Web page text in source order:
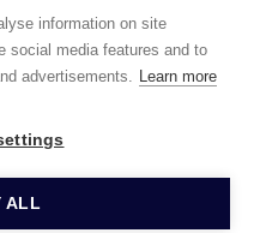
All Rights Reserved.
information on site
social media features and to
advertisements. Learn more
ALL